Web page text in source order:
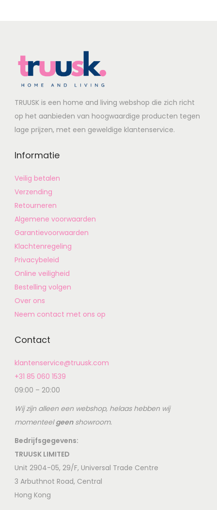
TRUUSK is een home and living webshop die zich richt
op het aanbieden van hoogwaardige producten tegen
lage prijzen, met een geweldige klantenservice.
Informatie
Veilig betalen
Verzending
Retourneren
Algemene voorwaarden
Garantievoorwaarden
Klachtenregeling
Privacybeleid
Online veiligheid
Bestelling volgen
Over ons
Neem contact met ons op
Contact
klantenservice@truusk.com
+31 85 060 1539
09:00 – 20:00
Wij zijn alleen een webshop, helaas hebben wij
momenteelgeenshowroom.
Bedrijfsgegevens:
TRUUSK LIMITED
Unit 2904-05, 29/F, Universal Trade Centre
3 Arbuthnot Road, Central
Hong Kong